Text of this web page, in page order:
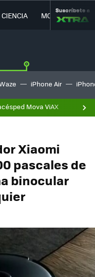
CIENCIA MOVILIDAD
Suscríbete a
iPhone Air
Mova ViAX
Xiaomi
pascales de
binocular